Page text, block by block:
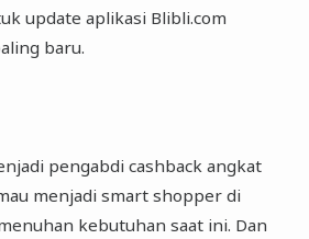
update aplikasi Blibli.com
baru.
pengabdi cashback angkat
menjadi smart shopper di
kebutuhan saat ini. Dan